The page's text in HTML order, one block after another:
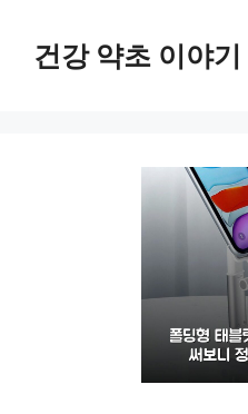
건강 약초 이야기